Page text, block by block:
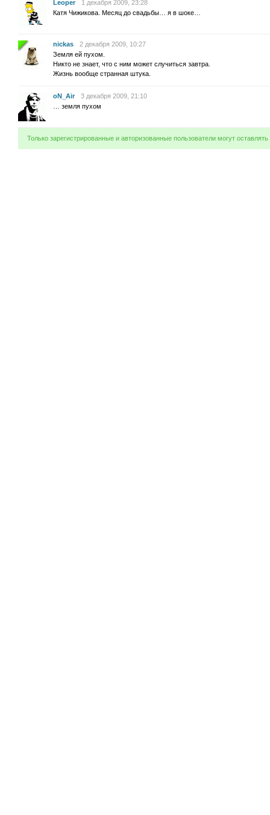
Leoper
1 декабря 2009, 23:28
Катя Чижикова. Месяц до свадьбы… я в шоке…
nickas
2 декабря 2009, 10:27
Земля ей пухом.
Никто не знает, что с ним может случиться завтра.
Жизнь вообще странная штука.
oN_Air
3 декабря 2009, 21:10
… земля пухом
Только зарегистрированные и авторизованные пользователи могут